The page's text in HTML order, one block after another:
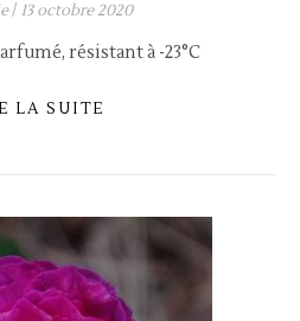
/ 13 octobre 2020
résistant à -23°C
LA SUITE